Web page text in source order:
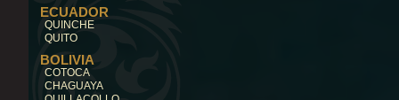
ECUADOR
QUINCHE
QUITO
BOLIVIA
COTOCA
CHAGUAYA